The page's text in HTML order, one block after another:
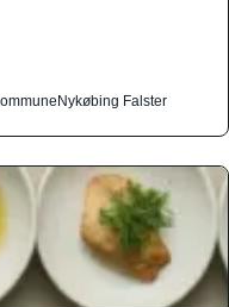
Nykøbing Falster